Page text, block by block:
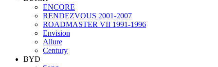
ENCORE
RENDEZVOUS 2001-2007
ROADMASTER VII 1991-1996
Еnvision
Allure
Century
BYD